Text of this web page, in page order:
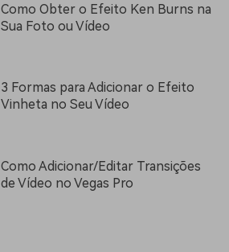
Como Obter o Efeito Ken Burns na
Sua Foto ou Vídeo
3 Formas para Adicionar o Efeito
Vinheta no Seu Vídeo
Como Adicionar/Editar Transições
de Vídeo no Vegas Pro